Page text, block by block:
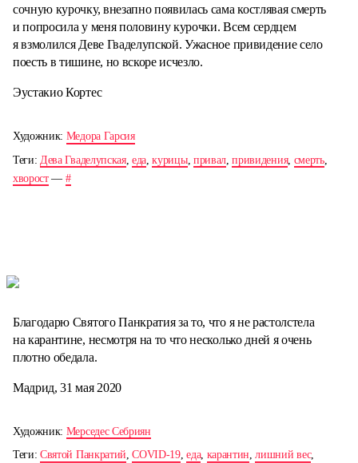
сочную курочку, внезапно появилась сама костлявая смерть
и попросила у меня половину курочки. Всем сердцем
я взмолился Деве Гваделупской. Ужасное привидение село
поесть в тишине, но вскоре исчезло.
Эустакио Кортес
Художник: Медора Гарсия
Теги: Дева Гваделупская,еда ,курицы, привал ,привидения, смерть,
хворост— #
Благодарю Святого Панкратия за то, что я не растолстела
на карантине, несмотря на то что несколько дней я очень
плотно обедала.
Мадрид, 31 мая 2020
Художник: Мерседес Себриян
Теги:Святой Панкратий,COVID-19,еда, карантин,лишний вес,